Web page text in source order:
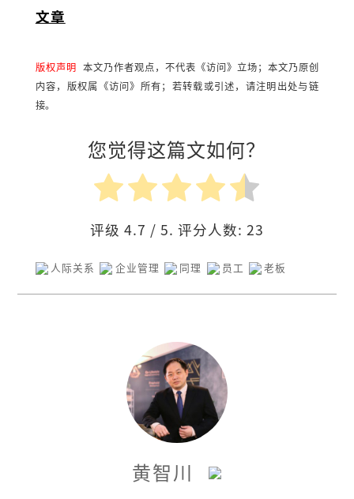
文章
版权声明 本文乃作者观点，不代表《访问》立场；本文乃原创
内容，版权属《访问》所有；若转载或引述，请注明出处与链
接。
您觉得这篇文如何？
评级 4.7 / 5. 评分人数: 23
人际关系 企业管理 同理 员工 老板
黄智川